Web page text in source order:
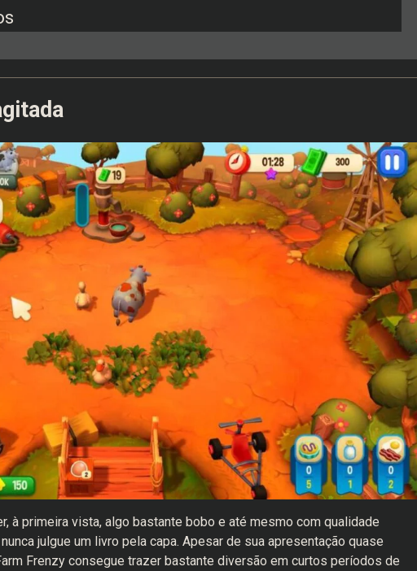
à primeira vista, algo bastante bobo e até mesmo com qualidade
julgue um livro pela capa. Apesar de sua apresentação quase
Frenzy consegue trazer bastante diversão em curtos períodos de